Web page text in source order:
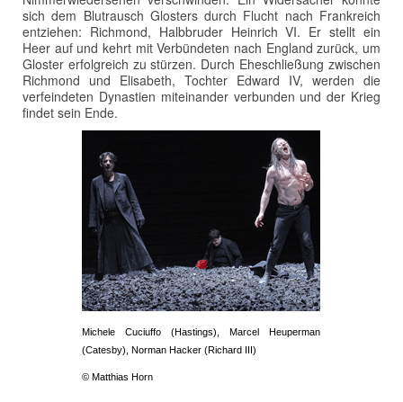
sich dem Blutrausch Glosters durch Flucht nach Frankreich
entziehen: Richmond, Halbbruder Heinrich VI. Er stellt ein
Heer auf und kehrt mit Verbündeten nach England zurück, um
Gloster erfolgreich zu stürzen. Durch Eheschließung zwischen
Richmond und Elisabeth, Tochter Edward IV, werden die
verfeindeten Dynastien miteinander verbunden und der Krieg
findet sein Ende.
Michele Cuciuffo (Hastings), Marcel Heuperman
(Catesby), Norman Hacker (Richard III)
© Matthias Horn